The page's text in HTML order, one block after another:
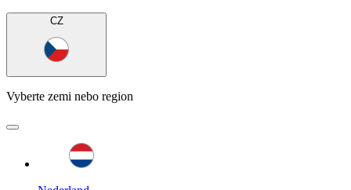
CZ
Vyberte zemi nebo region